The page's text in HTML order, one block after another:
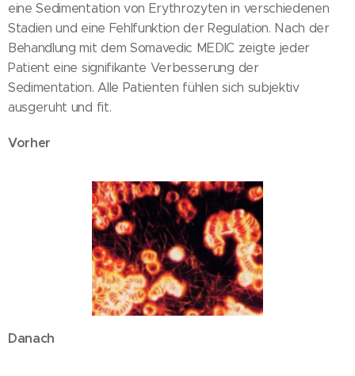
eine Sedimentation von Erythrozyten in verschiedenen
Stadien und eine Fehlfunktion der Regulation. Nach der
Behandlung mit dem Somavedic MEDIC zeigte jeder
Patient eine signifikante Verbesserung der
Sedimentation. Alle Patienten fühlen sich subjektiv
ausgeruht und fit.
Vorher
Danach